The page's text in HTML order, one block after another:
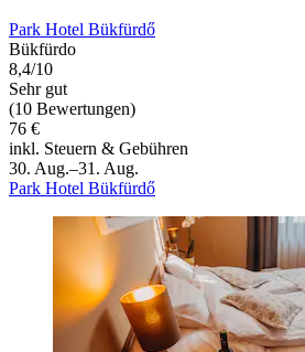
Park Hotel Bükfürdő
Bükfürdo
8,4/10
Sehr gut
(10 Bewertungen)
76 €
inkl. Steuern & Gebühren
30. Aug.–31. Aug.
Park Hotel Bükfürdő